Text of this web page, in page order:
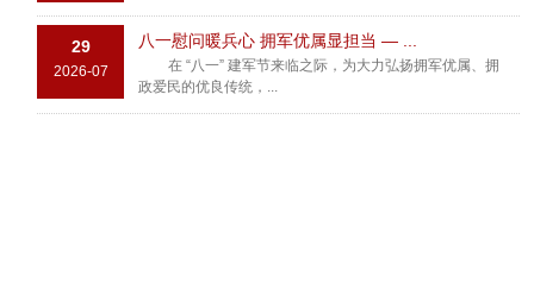
29
2026-07
八一慰问暖兵心 拥军优属显担当 — ...
在 “八一” 建军节来临之际，为大力弘扬拥军优属、拥
政爱民的优良传统，...